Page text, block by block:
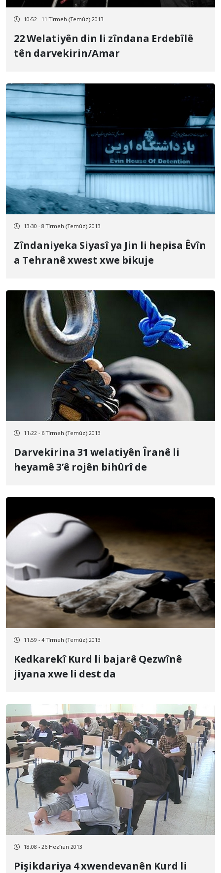
10:52 - 11 Tîrmeh (Temûz) 2013
22 Welatiyên din li zîndana Erdebîlê
tên darvekirin/Amar
13:30 - 8 Tîrmeh (Temûz) 2013
Zîndaniyeka Siyasî ya Jin li hepisa Êvîn
a Tehranê xwest xwe bikuje
11:22 - 6 Tîrmeh (Temûz) 2013
Darvekirina 31 welatiyên Îranê li
heyamê 3’ê rojên bihûrî de
11:59 - 4 Tîrmeh (Temûz) 2013
Kedkarekî Kurd li bajarê Qezwînê
jiyana xwe li dest da
18:08 - 26 Hezîran 2013
Pişikdariya 4 xwendevanên Kurd li